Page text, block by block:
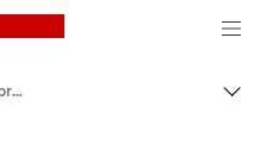
Canon Logo, back to
Articole pentru companii şi profesionişti